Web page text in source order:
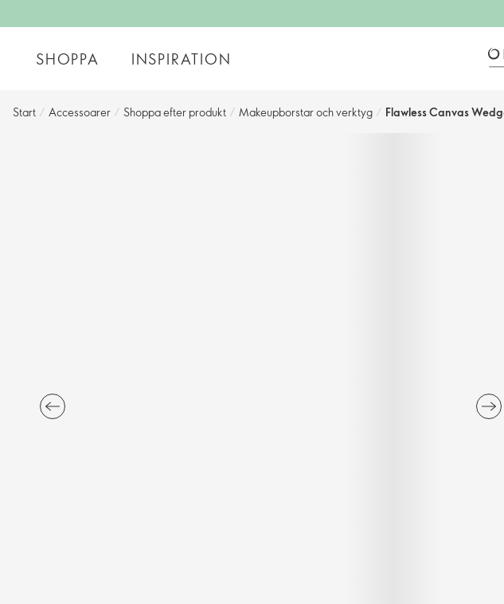
SHOPPA INSPIRATION
Start / Accessoarer / Shoppa efter produkt / Makeupborstar och verktyg / Flawless Canvas